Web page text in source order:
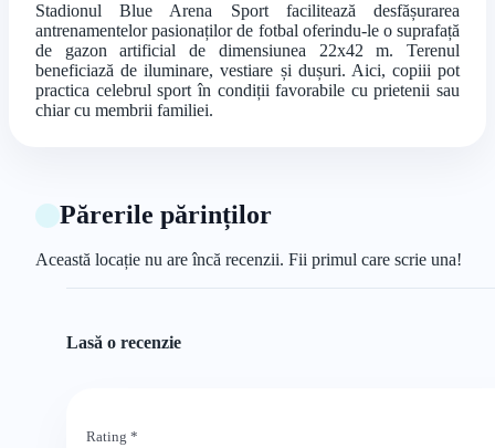
Stadionul Blue Arena Sport facilitează desfășurarea
antrenamentelor pasionaților de fotbal oferindu-le o suprafață
de gazon artificial de dimensiunea 22x42 m. Terenul
beneficiază de iluminare, vestiare și dușuri. Aici, copiii pot
practica celebrul sport în condiții favorabile cu prietenii sau
chiar cu membrii familiei.
Părerile părinților
Această locație nu are încă recenzii. Fii primul care scrie una!
Lasă o recenzie
Rating *